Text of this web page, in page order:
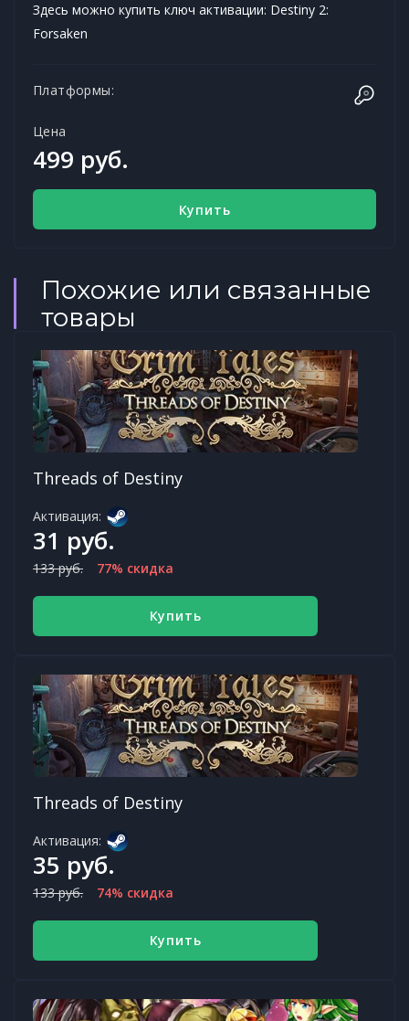
Здесь можно купить ключ активации: Destiny 2:
Forsaken
Платформы:
Цена
499 руб.
Купить
Похожие или связанные
товары
Threads of Destiny
Активация:
31 руб.
133 руб. 77% скидка
Купить
Threads of Destiny
Активация:
35 руб.
133 руб. 74% скидка
Купить